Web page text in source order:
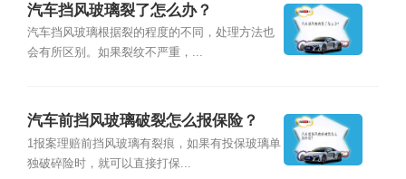
汽车挡风玻璃裂了怎么办？
汽车挡风玻璃根据裂的程度的不同，处理方法也
会有所区别。如果裂纹不严重，...
汽车前挡风玻璃破裂怎么报保险？
1报案理赔前挡风玻璃有裂痕，如果有投保玻璃单
独破碎险时，就可以直接打保...